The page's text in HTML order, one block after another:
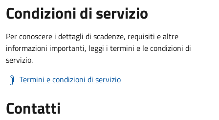
Condizioni di servizio
Per conoscere i dettagli di scadenze, requisiti e altre
informazioni importanti, leggi i termini e le condizioni di
servizio.
Termini e condizioni di servizio
Contatti